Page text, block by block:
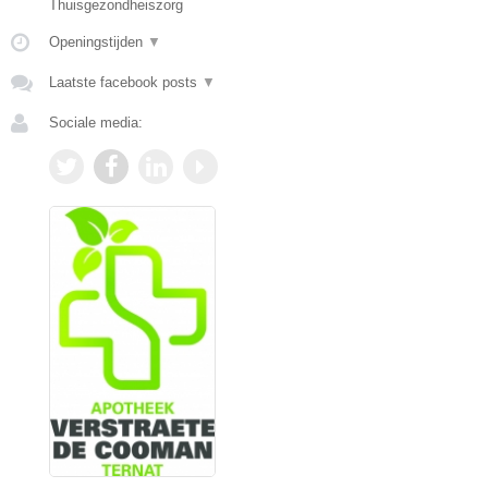
Thuisgezondheiszorg
Openingstijden ▼
Laatste facebook posts ▼
Sociale media: